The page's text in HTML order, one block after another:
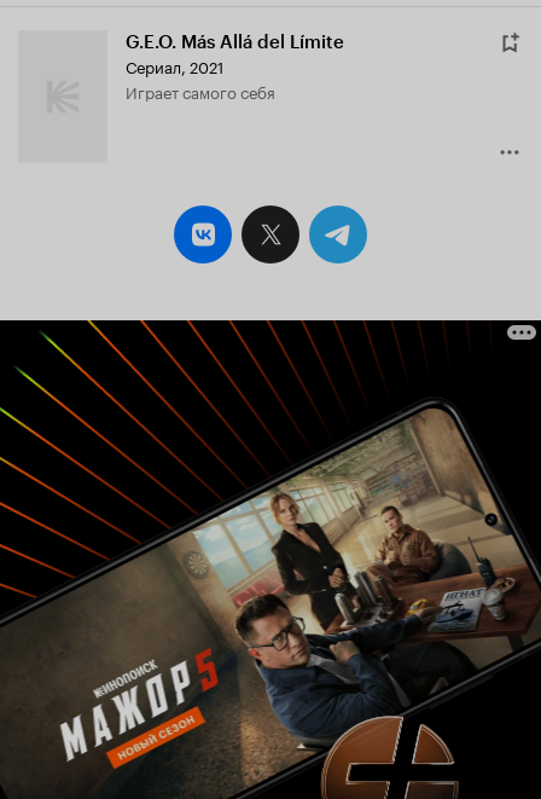
G.E.O. Más Allá del Límite
Сериал, 2021
играет самого себя